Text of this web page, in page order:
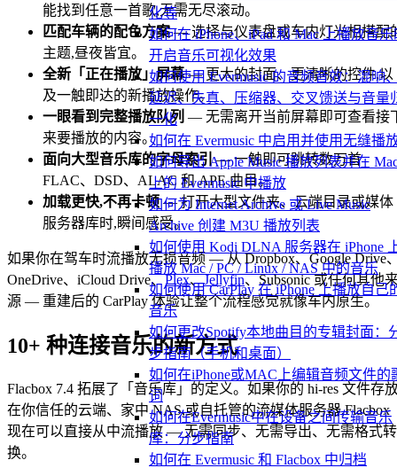
化等
如何在 iPhone、iPad 和 Mac 上播放音乐
开启音乐可视化效果
如何使用 Evermusic 的音频音效：混响
延迟、失真、压缩器、交叉馈送与音量
一化
如何在 Evermusic 中启用并使用无缝播
如何导出 Apple Music 播放列表并在
上的 Evermusic 中播放
如何为 Internet Archive 或 Live Music
Archive 创建 M3U 播放列表
如何使用 Kodi DLNA 服务器在 iPhone
播放 Mac / PC / Linux / NAS 中的音乐
如何使用 CarPlay 在 iPhone 上播放自己
音乐
如何更改Spotify本地曲目的专辑封面：
步指南（手机和桌面）
如何在iPhone或MAC上编辑音频文件的
词
如何在Evermusic中在设备之间传输音乐
库：分步指南
如何在 Evermusic 和 Flacbox 中归档
能找到任意一首歌,无需无尽滚动。
匹配车辆的配色方案— 选择与仪表盘或车内灯光相搭配
主题,昼夜皆宜。
全新「正在播放」屏幕— 更大的封面、更清晰的控件,以
及一触即达的新播放操作。
一眼看到完整播放队列 — 无需离开当前屏幕即可查看接
来要播放的内容。
面向大型音乐库的字母索引— 一触即可跳转数万首
FLAC、DSD、ALAC 和 APE 曲目。
加载更快,不再卡顿— 打开大型文件夹、云端目录或媒体
服务器库时,瞬间感受。
如果你在驾车时流播放无损音频 — 从 Dropbox、Google Drive
OneDrive、iCloud Drive、Plex、Jellyfin、Subsonic 或任何其他
源 — 重建后的 CarPlay 体验让整个流程感觉就像车内原生。
10+ 种连接音乐的新方式
Flacbox 7.4 拓展了「音乐库」的定义。如果你的 hi-res 文件存
在你信任的云端、家中 NAS,或自托管的流媒体服务器,Flacbox
现在可以直接从中流播放 — 无需同步、无需导出、无需格式转
换。